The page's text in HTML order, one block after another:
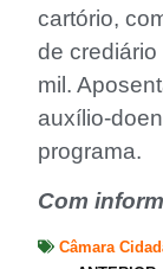
cartório,
de crediário
mil.
auxílio-
programa.
Com
Câmara